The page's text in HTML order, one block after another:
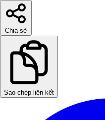
Chia sẻ
Sao chép liên kết